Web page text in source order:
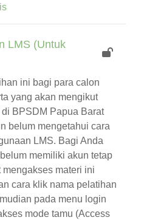
LMS (Untuk
ini bagi para calon
yang akan mengikut
BPSDM Papua Barat
belum mengetahui cara
LMS. Bagi Anda
memiliki akun tetap
mengakses materi ini
cara klik nama pelatihan
pada menu login
mode tamu (Access